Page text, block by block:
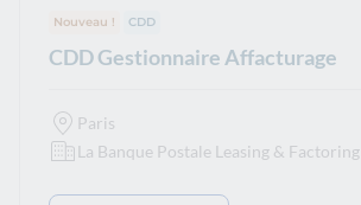
Nouveau ! Type de contrat :
CDD
CDD Gestionnaire Affacturage
Paris
La Banque Postale Leasing & Factoring